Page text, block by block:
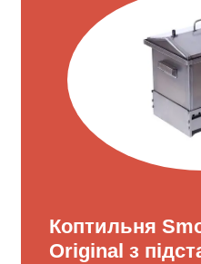
Коптильня
Original з